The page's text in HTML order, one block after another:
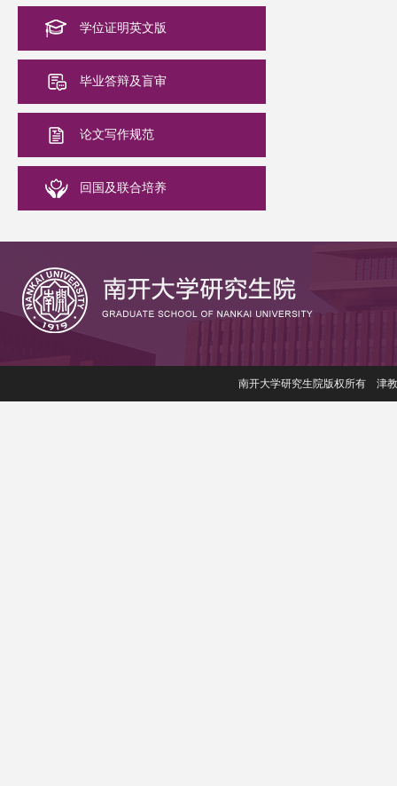
学位证明英文版
毕业答辩及盲审
论文写作规范
回国及联合培养
南开大学研究生院版权所有 津